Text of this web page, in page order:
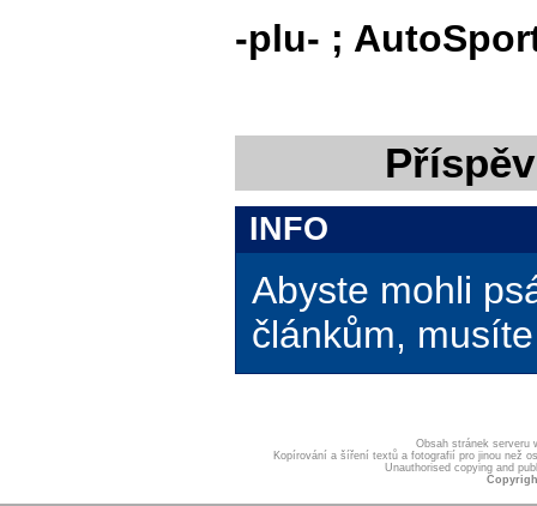
-plu- ;
INFO
Abyste mohli
článkům,
Obsah stránek serveru
Kopírování a šíření textů a fotografií pro jinou než
Unauthorised copying and